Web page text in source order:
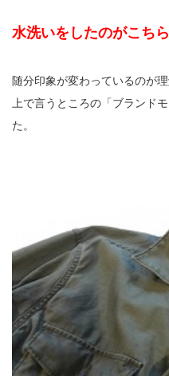
水洗いをしたのがこちら
随分印象が変わっているのが理
上で言うところの「ブランド
た。